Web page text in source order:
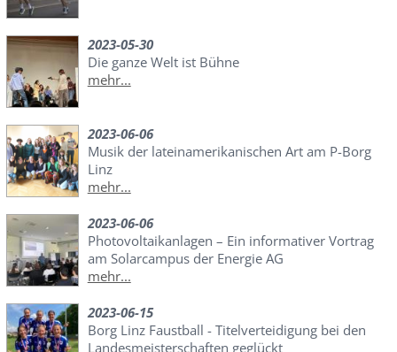
2023-05-30
Die ganze Welt ist Bühne
mehr...
2023-06-06
Musik der lateinamerikanischen Art am P-Borg
Linz
mehr...
2023-06-06
Photovoltaikanlagen – Ein informativer Vortrag
am Solarcampus der Energie AG
mehr...
2023-06-15
Borg Linz Faustball - Titelverteidigung bei den
Landesmeisterschaften geglückt